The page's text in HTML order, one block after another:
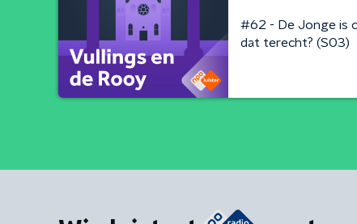
#62 - De Jonge is
dat terecht? (S03)